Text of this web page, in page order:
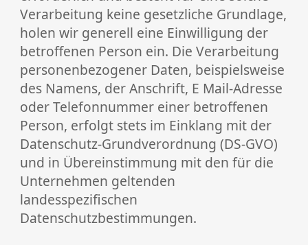
Verarbeitung keine gesetzliche Grundlage,
holen wir generell eine Einwilligung der
betroffenen Person ein. Die Verarbeitung
personenbezogener Daten, beispielsweise
des Namens, der Anschrift, E­ Mail-Adresse
oder Telefonnummer einer betroffenen
Person, erfolgt stets im Einklang mit der
Datenschutz-Grundverordnung (DS-GVO)
und in Übereinstimmung mit den für die
Unternehmen geltenden
landesspezifischen
Datenschutzbestimmungen.